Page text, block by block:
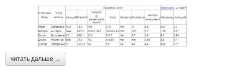
читать дальше →